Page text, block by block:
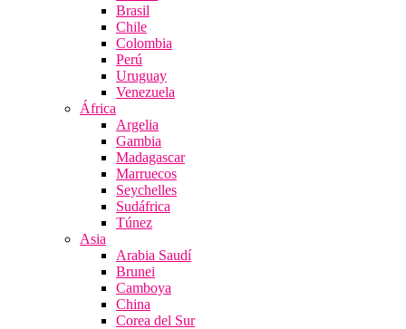
Brasil
Chile
Colombia
Perú
Uruguay
Venezuela
África
Argelia
Gambia
Madagascar
Marruecos
Seychelles
Sudáfrica
Túnez
Asia
Arabia Saudí
Brunei
Camboya
China
Corea del Sur